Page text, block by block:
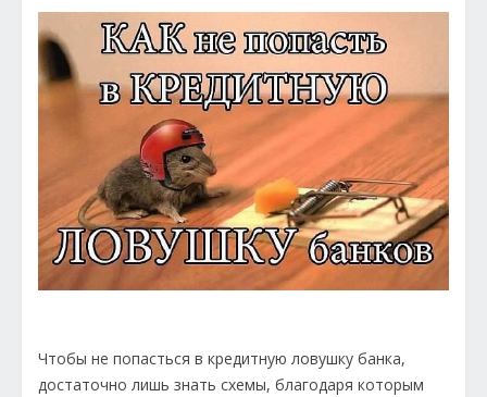
Чтобы не попасться в кредитную ловушку банка,
достаточно лишь знать схемы, благодаря которым